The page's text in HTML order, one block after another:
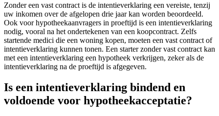
Zonder een vast contract is de intentieverklaring een vereiste, tenzij
uw inkomen over de afgelopen drie jaar kan worden beoordeeld.
Ook voor hypotheekaanvragers in proeftijd is een intentieverklaring
nodig, vooral na het ondertekenen van een koopcontract. Zelfs
startende medici die een woning kopen, moeten een vast contract of
intentieverklaring kunnen tonen. Een starter zonder vast contract kan
met een intentieverklaring een hypotheek verkrijgen, zeker als de
intentieverklaring na de proeftijd is afgegeven.
Is een intentieverklaring bindend en
voldoende voor hypotheekacceptatie?